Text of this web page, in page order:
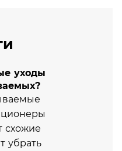
уходы
схожие
убрать